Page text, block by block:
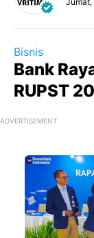
Bisnis
Bank
RUPST
ADVERTISEMENT